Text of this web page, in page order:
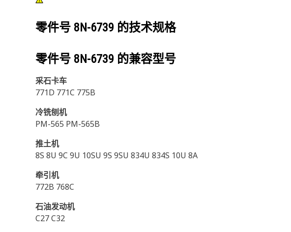
零件号 8N-6739 的技术规格
零件号 8N-6739 的兼容型号
采石卡车
771D 771C 775B
冷铣刨机
PM-565 PM-565B
推土机
8S 8U 9C 9U 10SU 9S 9SU 834U 834S 10U 8A
牵引机
772B 768C
石油发动机
C27 C32